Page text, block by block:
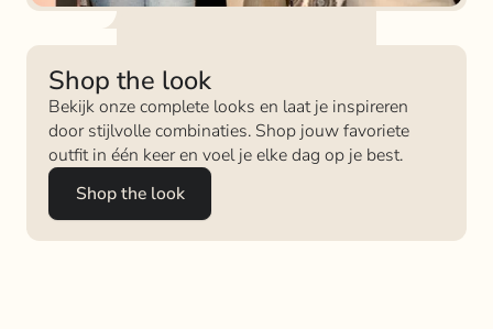
Shop the look
Bekijk onze complete looks en laat je inspireren
door stijlvolle combinaties. Shop jouw favoriete
outfit in één keer en voel je elke dag op je best.
Shop the look